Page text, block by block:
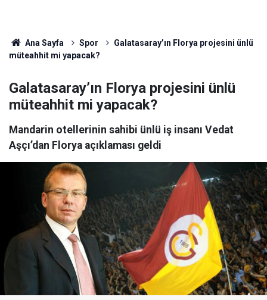
Ana Sayfa Spor
Galatasaray’ın Florya projesini ünlü
müteahhit mi yapacak?
Galatasaray’ın Florya projesini ünlü
müteahhit mi yapacak?
Mandarin otellerinin sahibi ünlü iş insanı Vedat
Aşçı’dan Florya açıklaması geldi